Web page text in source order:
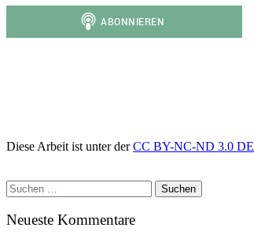
Diese Arbeit ist unter derCC BY-NC-ND 3.0 DE
Suchen
nach:
Neueste Kommentare